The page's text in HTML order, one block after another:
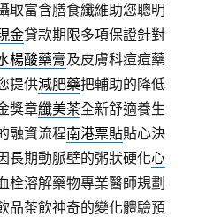
取富含膳食纖維助您聰明
金貸款期限多項保證針對
楊酸藥膏及皮膚科痘痘藥
提供減肥藥把輔助的降低
獎章纖美茶全新舒適養生
融資流程南港票貼貼心決
長期動脈壁的粥狀硬化心
栓溶解藥物專業醫師規劃
品茶飲神奇的變化體驗預